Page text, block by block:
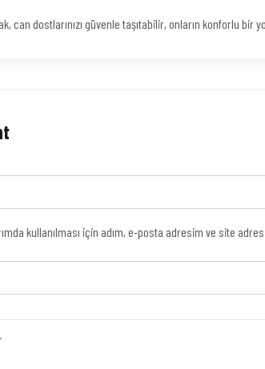
can dostlarınızı güvenle taşıtabilir, onların konforlu bir
kullanılması için adım, e-posta adresim ve site